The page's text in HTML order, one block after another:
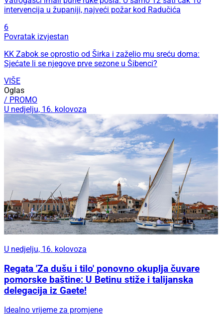
intervencija u županiji, najveći požar kod Radučića
6
Povratak izvjestan
KK Zabok se oprostio od Širka i zaželio mu sreću doma:
Sjećate li se njegove prve sezone u Šibenci?
VIŠE
Oglas
/ PROMO
U nedjelju, 16. kolovoza
U nedjelju, 16. kolovoza
Regata 'Za dušu i tilo' ponovno okuplja čuvare
pomorske baštine: U Betinu stiže i talijanska
delegacija iz Gaete!
Idealno vrijeme za promjene